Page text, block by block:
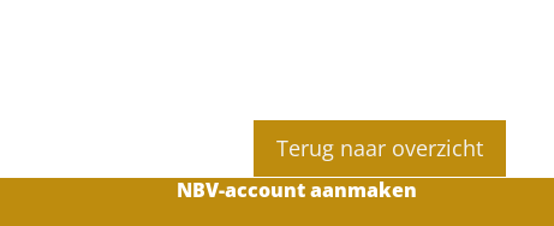
Terug naar overzicht
NBV-account aanmaken